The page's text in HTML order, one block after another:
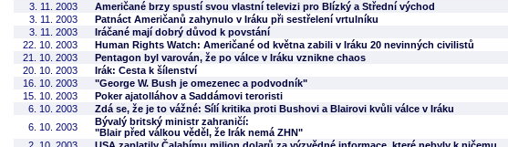
3. 11. 2003
Američané brzy spustí svou vlastní televizi pro Blízký a Střední východ
3. 11. 2003
Patnáct Američanů zahynulo v Iráku při sestřelení vrtulníku
3. 11. 2003
Iráčané mají dobrý důvod k povstání
22. 10. 2003
Human Rights Watch: Američané od května zabili v Iráku 20 nevinných civilistů
21. 10. 2003
Pentagon byl varován, že po válce v Iráku vznikne chaos
20. 10. 2003
Irák: Cesta k šílenství
16. 10. 2003
"George W. Bush je omezenec a podvodník"
15. 10. 2003
Poker ajatolláhov a Saddámovi teroristi
6. 10. 2003
Zdá se, že je to vážné: Sílí kritika proti Bushovi a Blairovi kvůli válce v Iráku
6. 10. 2003
Bývalý britský ministr zahraničí:
"Blair před válkou věděl, že Irák nemá ZHN"